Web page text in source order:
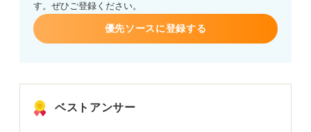
す。ぜひご登録ください。
優先ソースに登録する
ベストアンサー